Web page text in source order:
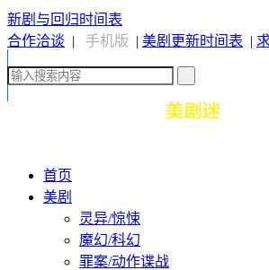
新剧与回归时间表
合作洽谈 | 手机版 | 美剧更新时间表 |
首页
美剧
灵异/惊悚
魔幻/科幻
罪案/动作谍战